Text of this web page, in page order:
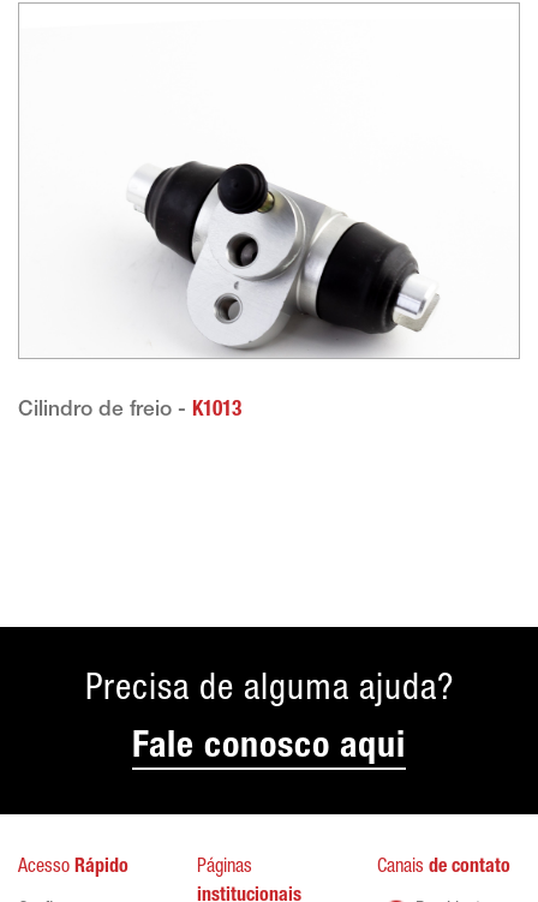
Cilindro de freio - K1013
Precisa de alguma ajuda?
Fale conosco aqui
Acesso Rápido
Páginas
institucionais
Canais de contato